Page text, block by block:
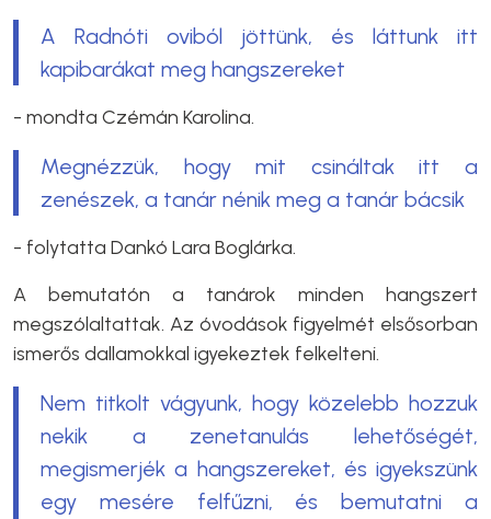
A Radnóti oviból jöttünk, és láttunk itt
kapibarákat meg hangszereket
- mondta Czémán Karolina.
Megnézzük, hogy mit csináltak itt a
zenészek, a tanár nénik meg a tanár bácsik
- folytatta Dankó Lara Boglárka.
A bemutatón a tanárok minden hangszert
megszólaltattak. Az óvodások figyelmét elsősorban
ismerős dallamokkal igyekeztek felkelteni.
Nem titkolt vágyunk, hogy közelebb hozzuk
nekik a zenetanulás lehetőségét,
megismerjék a hangszereket, és igyekszünk
egy mesére felfűzni, és bemutatni a